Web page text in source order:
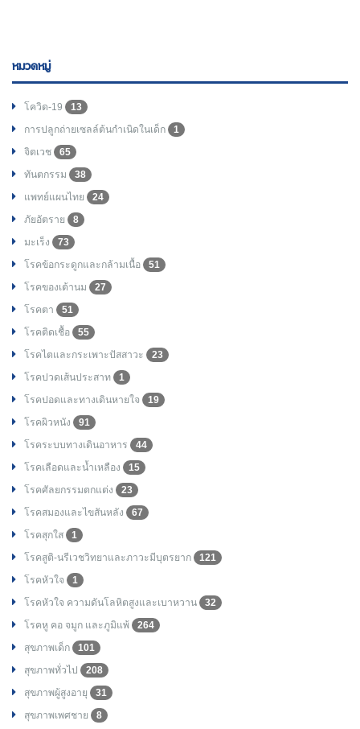
หมวดหมู่
โควิด-19
13
การปลูกถ่ายเซลล์ต้นกำเนิดในเด็ก
1
จิตเวช
65
ทันตกรรม
38
แพทย์แผนไทย
24
ภัยอัตราย
8
มะเร็ง
73
โรคข้อกระดูกและกล้ามเนื้อ
51
โรคของเต้านม
27
โรคตา
51
โรคติดเชื้อ
55
โรคไตและกระเพาะปัสสาวะ
23
โรคปวดเส้นประสาท
1
โรคปอดและทางเดินหายใจ
19
โรคผิวหนัง
91
โรคระบบทางเดินอาหาร
44
โรคเลือดและน้ำเหลือง
15
โรคศัลยกรรมตกแต่ง
23
โรคสมองและไขสันหลัง
67
โรคสุกใส
1
โรคสูติ-นรีเวชวิทยาและภาวะมีบุตรยาก
121
โรคหัวใจ
1
โรคหัวใจ ความดันโลหิตสูงและเบาหวาน
32
โรคหู คอ จมูก และภูมิแพ้
264
สุขภาพเด็ก
101
สุขภาพทั่วไป
208
สุขภาพผู้สูงอายุ
31
สุขภาพเพศชาย
8